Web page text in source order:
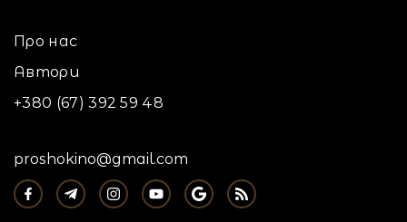
Про нас
Автори
+380 (67) 392 59 48
proshokino@gmail.com